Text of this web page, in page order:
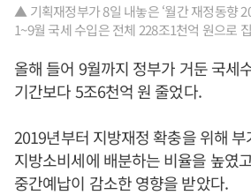
▲ 기획재정부가 8일 내놓은 ‘월간 재정동향
1~9월 국세 수입은 전체 228조1천억 원으로
올해 들어 9월까지 정부가 거둔 국세
기간보다 5조6천억 원 줄었다.
2019년부터 지방재정 확충을 위해
지방소비세에 배분하는 비율을 높였
중간예납이 감소한 영향을 받았다.